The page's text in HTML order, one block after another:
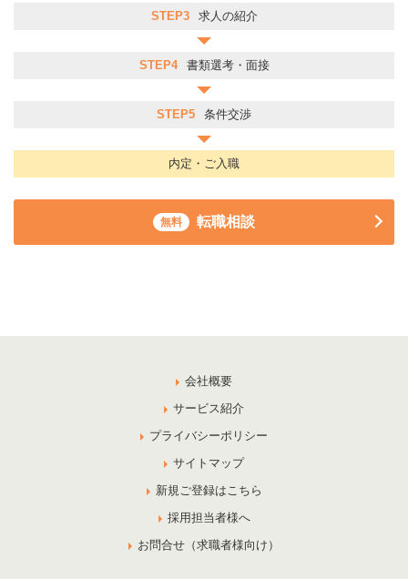
STEP3 求人の紹介
STEP4 書類選考・面接
STEP5 条件交渉
内定・ご入職
無料 転職相談
会社概要
サービス紹介
プライバシーポリシー
サイトマップ
新規ご登録はこちら
採用担当者様へ
お問合せ（求職者様向け）